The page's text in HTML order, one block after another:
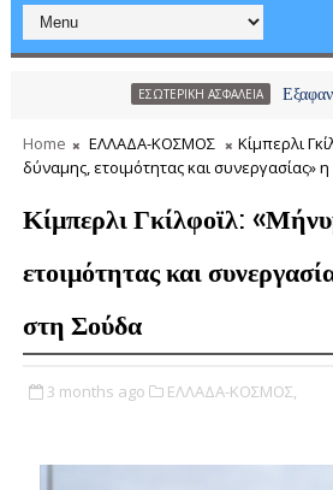
ΕΣΩΤΕΡΙΚΗ ΑΣΦΑΛΕΙΑ Εξαφανίζεται το
Home ΕΛΛΑΔΑ-ΚΟΣΜΟΣ
Κίμπερλι
δύναμης, ετοιμότητας και συνεργασίας»
Κίμπερλι Γκίλφοϊλ:
ετοιμότητας και
στη Σούδα
3 months ago ΕΛΛΑΔΑ-ΚΟΣΜΟΣ,